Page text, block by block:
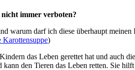
immer verboten?
warum darf ich diese überhaupt
Karottensuppe)
das Leben gerettet hat und auch
den Tieren das Leben retten. Sie